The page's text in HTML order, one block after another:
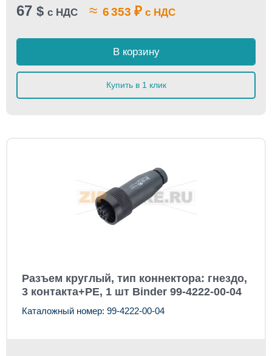
67 $ с НДС ≈ 6 353 ₽ с НДС
В корзину
Купить в 1 клик
Разъем круглый, тип коннектора: гнездо,
3 контакта+PE, 1 шт Binder 99-4222-00-04
Каталожный номер: 99-4222-00-04